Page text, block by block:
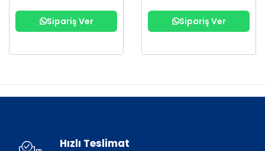
Sipariş Ver Sipariş Ver
Hızlı Teslimat